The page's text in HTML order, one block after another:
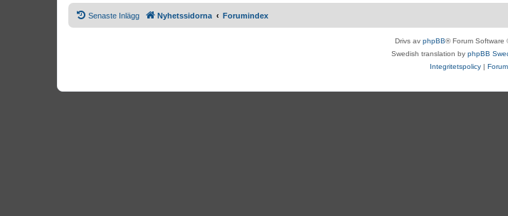
Senaste Inlägg Nyhetssidorna Forumindex
Drivs av phpBB® Forum Software
Swedish translation by phpBB
Integritetspolicy |